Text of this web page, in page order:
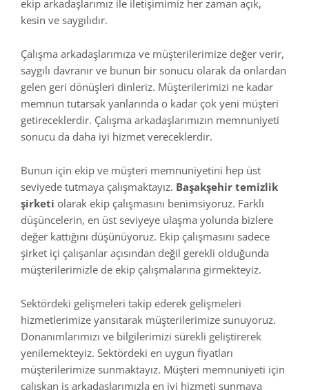
ekip arkadaşlarımız ile iletişimimiz her zaman açık,
kesin ve saygılıdır.
Çalışma arkadaşlarımıza ve müşterilerimize değer verir,
saygılı davranır ve bunun bir sonucu olarak da onlardan
gelen geri dönüşleri dinleriz. Müşterilerimizi ne kadar
memnun tutarsak yanlarında o kadar çok yeni müşteri
getireceklerdir. Çalışma arkadaşlarımızın memnuniyeti
sonucu da daha iyi hizmet vereceklerdir.
Bunun için ekip ve müşteri memnuniyetini hep üst
seviyede tutmaya çalışmaktayız. Başakşehir temizlik
şirketi olarak ekip çalışmasını benimsiyoruz. Farklı
düşüncelerin, en üst seviyeye ulaşma yolunda bizlere
değer kattığını düşünüyoruz. Ekip çalışmasını sadece
şirket içi çalışanlar açısından değil gerekli olduğunda
müşterilerimizle de ekip çalışmalarına girmekteyiz.
Sektördeki gelişmeleri takip ederek gelişmeleri
hizmetlerimize yansıtarak müşterilerimize sunuyoruz.
Donanımlarımızı ve bilgilerimizi sürekli geliştirerek
yenilemekteyiz. Sektördeki en uygun fiyatları
müşterilerimize sunmaktayız. Müşteri memnuniyeti için
çalışkan iş arkadaşlarımızla en iyi hizmeti sunmaya